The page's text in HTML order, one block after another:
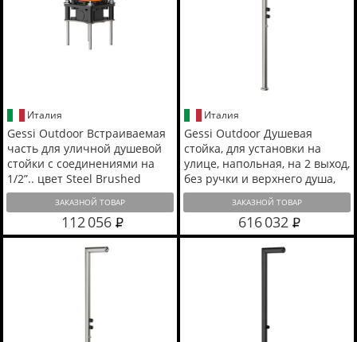
Италия
Gessi Outdoor Встраиваемая
часть для уличной душевой
стойки с соединениями на
1/2”.. цвет Steel Brushed
ЗАКАЗНОЙ ТОВАР
112 056
Италия
Gessi Outdoor Душевая
стойка, для установки на
улице, напольная, на 2 выход,
без ручки и верхнего душа,
цвет: Corten
ЗАКАЗНОЙ ТОВАР
616 032